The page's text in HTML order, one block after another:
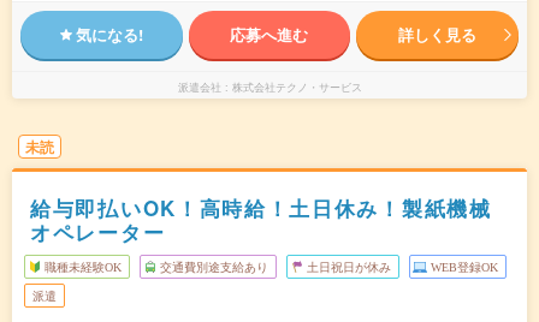
気になる! 応募へ進む 詳しく見る
派遣会社 株式会社テクノ・サービス
未読
給与即払いOK！高時給！土日休み！製紙機械
オペレーター
職種未経験OK 交通費別途支給あり 土日祝日が休み WEB登録OK
派遣